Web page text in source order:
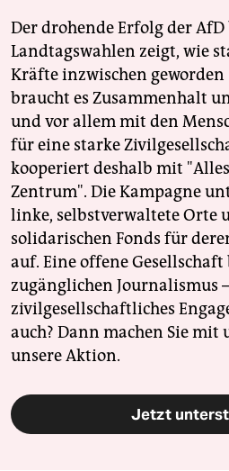
Der drohende Erfolg der
Landtagswahlen zeigt, wie
Kräfte inzwischen geworden
braucht es Zusammenhalt
und vor allem mit den
für eine starke
kooperiert deshalb mit
Zentrum". Die Kampagne
linke, selbstverwaltete Orte
solidarischen Fonds für
auf. Eine offene
zugänglichen Journalismus
zivilgesellschaftliches
auch? Dann machen Sie mit
unsere Aktion.
Jetzt